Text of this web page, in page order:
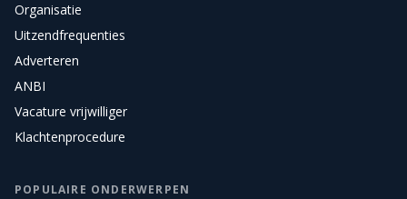
Organisatie
Uitzendfrequenties
Adverteren
ANBI
Vacature vrijwilliger
Klachtenprocedure
POPULAIRE ONDERWERPEN